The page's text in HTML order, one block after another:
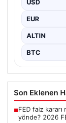
fiyatları
USD
EUR
ALTIN
BTC
Son Eklenen
■FED faiz
yönde? 2026